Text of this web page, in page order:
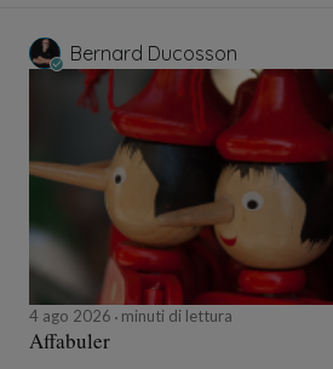
Bernard Ducosson
4 ago 2026 minuti di lettura
Affabuler